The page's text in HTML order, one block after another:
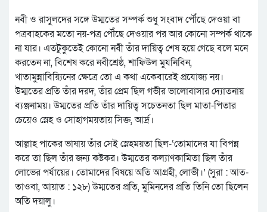
নবী ও রাসুলদের সঙ্গে উম্মতের সম্পর্ক শুধু সংবাদ পৌঁছে দেওয়া বা
পত্রবাহকের মতো নয়-পত্র পৌঁছে দেওয়ার পর আর কোনো সম্পর্ক থাকে
না যার। এতটুকুতেই কোনো নবী তাঁর দায়িত্ব শেষ হয়ে গেছে বলে মনে
করতেন না, বিশেষ করে নবীশ্রেষ্ঠ, শাফিউল মুযনিবিন,
খাতামুন্নাবিয়্যিনের ক্ষেত্রে তো এ কথা একেবারেই প্রযোজ্য নয়।
উম্মতের প্রতি তাঁর দরদ, তাঁর প্রেম ছিল গভীর ভালোবাসার দ্যোতনায়
ব্যঞ্জনাময়। উম্মতের প্রতি তাঁর দায়িত্ব সচেতনতা ছিল মাতা-পিতার
চেয়েও স্নেহ ও সোহাগময়তায় সিক্ত, আর্দ্র।
আল্লাহ পাকের ভাষায় তাঁর সেই স্নেহময়তা ছিল-‘তোমাদের যা বিপন্ন
করে তা ছিল তাঁর জন্য কষ্টকর। উম্মতের কল্যাণকামিতা ছিল তাঁর
লোভের পর্যায়ের। তোমাদের বিষয়ে অতি আগ্রহী, লোভী।’ (সুরা : আত-
তাওবা, আয়াত : ১২৮) উম্মতের প্রতি, মুমিনদের প্রতি তিনি তো ছিলেন
অতি দয়ালু।